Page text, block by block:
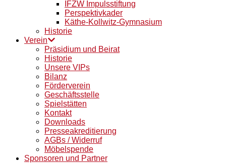
IFZW Impulsstiftung
Perspektivkader
Käthe-Kollwitz-Gymnasium
Historie
Verein
Präsidium und Beirat
Historie
Unsere VIPs
Bilanz
Förderverein
Geschäftsstelle
Spielstätten
Kontakt
Downloads
Presseakreditierung
AGBs / Widerruf
Möbelspende
Sponsoren und Partner